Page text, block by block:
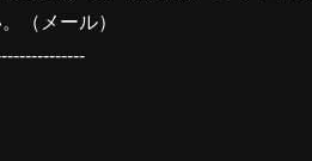
（ メール）